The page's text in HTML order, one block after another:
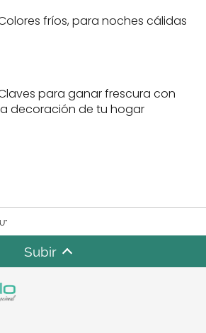
fríos, para noches cálidas
para ganar frescura con
decoración de tu hogar
Subir